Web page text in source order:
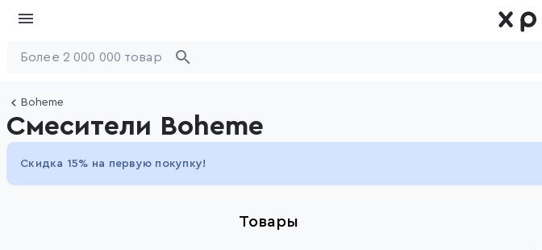
Boheme
Смесители Boheme
Скидка 15% на первую покупку!
Товары